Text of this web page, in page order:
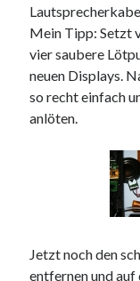
Mein Tipp: Setzt
vier saubere
neuen Displays.
so recht einfach
anlöten.
Jetzt noch den
entfernen und